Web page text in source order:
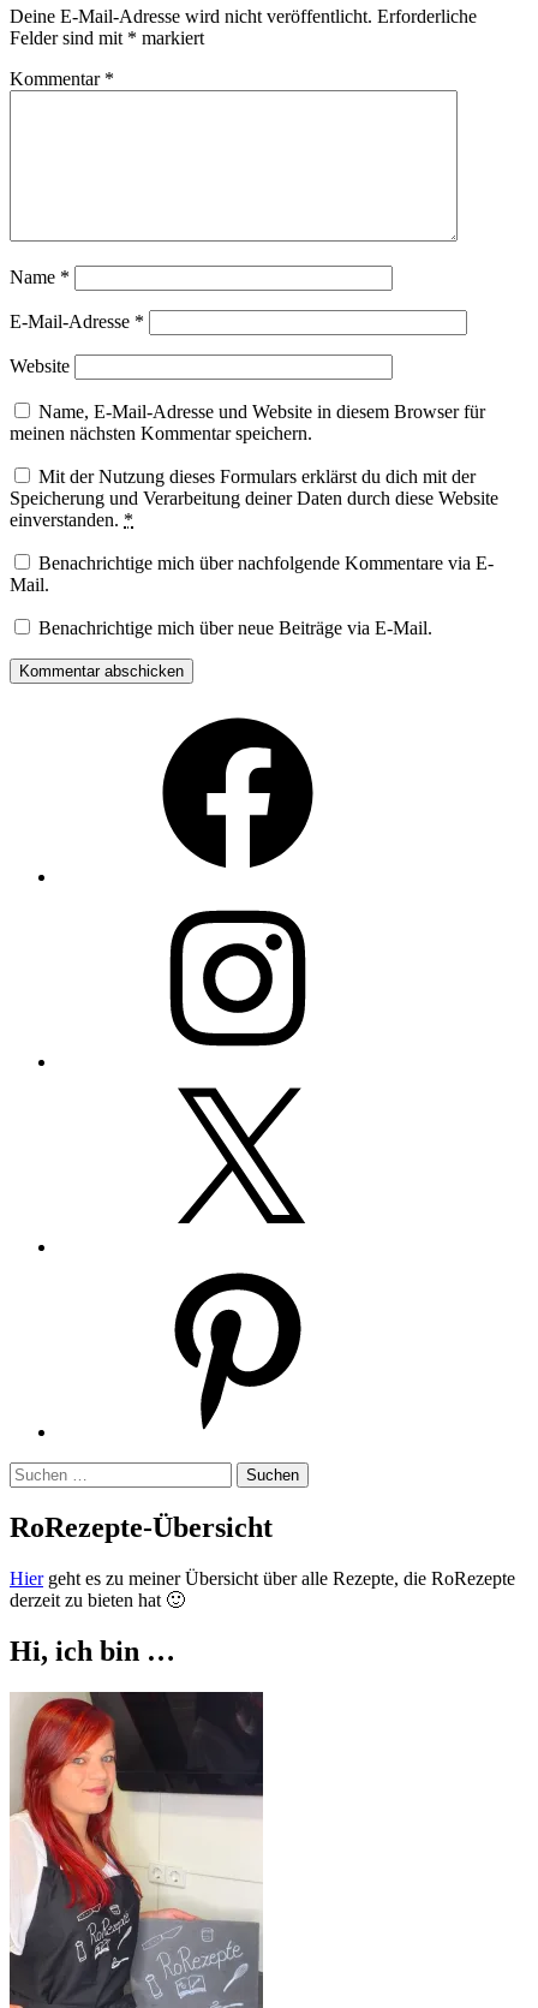
Deine E-Mail-Adresse wird nicht veröffentlicht. Erforderliche
Felder sind mit * markiert
Kommentar *
Name *
E-Mail-Adresse *
Website
Name, E-Mail-Adresse und Website in diesem Browser für
meinen nächsten Kommentar speichern.
Mit der Nutzung dieses Formulars erklärst du dich mit der
Speicherung und Verarbeitung deiner Daten durch diese Website
einverstanden. *
Benachrichtige mich über nachfolgende Kommentare via E-
Mail.
Benachrichtige mich über neue Beiträge via E-Mail.
Suchen
nach:
RoRezepte-Übersicht
Hiergeht es zu meiner Übersicht über alle Rezepte, die RoRezepte
derzeit zu bieten hat 🙂
Hi, ich bin …